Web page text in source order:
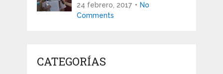
24 febrero, 2017
No
Comments
CATEGORÍAS